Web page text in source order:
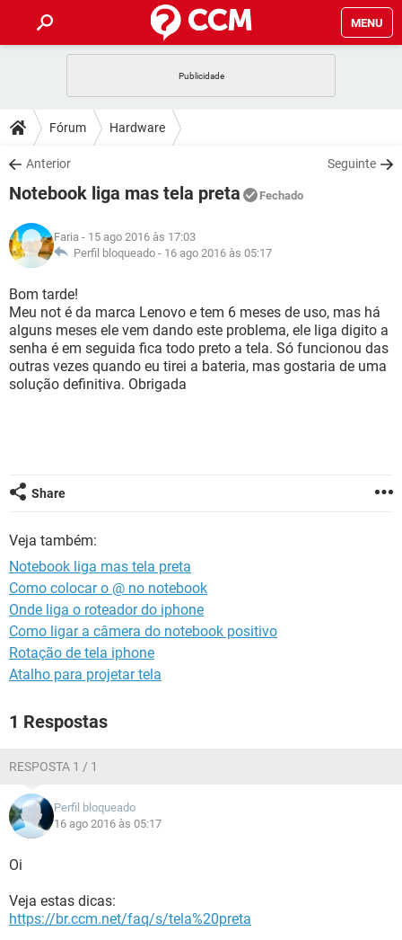
MENU
CELULAR
OUTLOOK
INSTAGRAM GMAIL
GUIA DE COMPRAS
DICAS
JOGOS
INSTAGRAM
GUIA DE COMPRAS
DOWNLOADS
JOGOS WHATSAPP
CELULAR
OUTLOOK EXCEL
INSTAGRAM
GUIA DE COMPRAS
JOGOS
CELULAR
OUTLOOK
INSTAGRAM GMAIL
GUIA DE COMPRAS
GLOSSÁRIO
CELULAR FACEBOOK
OUTLOOK EXCEL
INSTAGRAM
Fórum Hardware
Anterior Seguinte
Notebook liga mas tela preta Fechado
Faria - 15 ago 2016 às 17:03
Perfil bloqueado - 16 ago 2016 às 05:17
Bom tarde!
Meu not é da marca Lenovo e tem 6 meses de uso, mas há
alguns meses ele vem dando este problema, ele liga digito a
senha é em seguida fica todo preto a tela. Só funcionou das
outras vezes quando eu tirei a bateria, mas gostaria de uma
solução definitiva. Obrigada
Share
Veja também:
Notebook liga mas tela preta
Como colocar o @ no notebook
Onde liga o roteador do iphone
Como ligar a câmera do notebook positivo
Rotação de tela iphone
Atalho para projetar tela
1 Respostas
RESPOSTA 1 / 1
Perfil bloqueado
16 ago 2016 às 05:17
Oi
Veja estas dicas:
https://br.ccm.net/faq/s/tela%20preta